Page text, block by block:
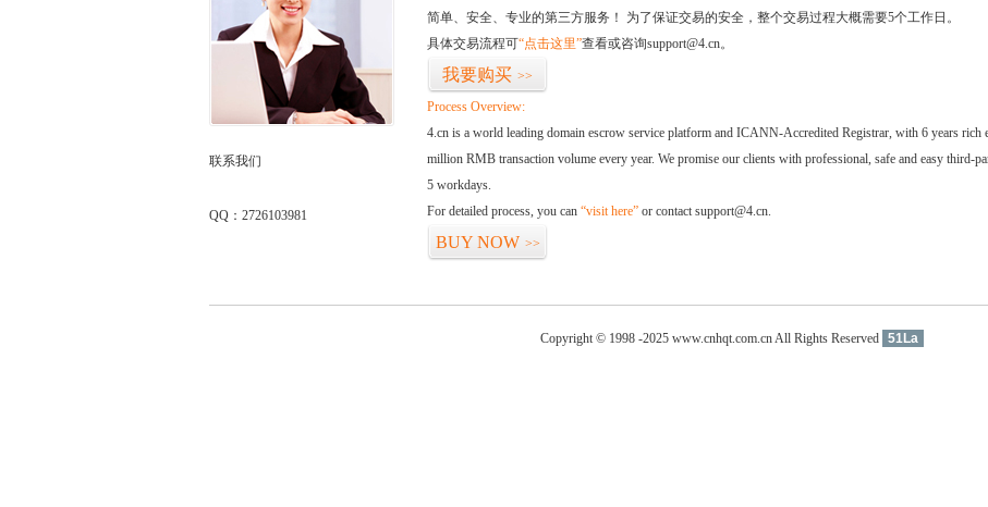
联系我们
QQ：2726103981
简单、安全、专业的第三方服务！ 为了保证交易的安全，整个交易过程大概需要5个工作日。
具体交易流程可“点击这里”查看或咨询support@4.cn。
我要购买 >>
Process Overview:
4.cn is a world leading domain escrow service platform and ICANN-Accredited Registrar, with 6 years rich
million RMB transaction volume every year. We promise our clients with professional, safe and easy third-
5 workdays.
For detailed process, you can “visit here” or contact support@4.cn.
BUY NOW >>
Copyright © 1998 -2025 www.cnhqt.com.cn All Rights Reserved 51La